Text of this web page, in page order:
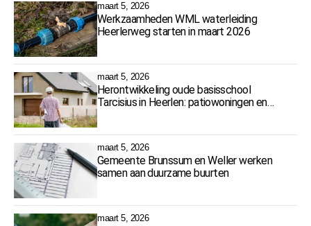
maart 5, 2026
Werkzaamheden WML waterleiding
Heerlerweg starten in maart 2026
maart 5, 2026
Herontwikkeling oude basisschool
Tarcisius in Heerlen: patiowoningen en
maart 5, 2026
Gemeente Brunssum en Weller werken
samen aan duurzame buurten
maart 5, 2026